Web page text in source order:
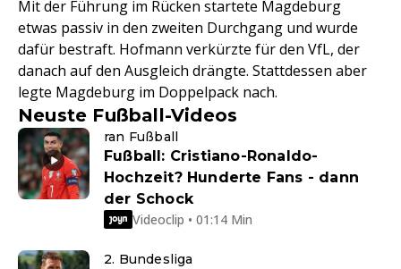
Mit der Führung im Rücken startete Magdeburg
etwas passiv in den zweiten Durchgang und wurde
dafür bestraft. Hofmann verkürzte für den VfL, der
danach auf den Ausgleich drängte. Stattdessen aber
legte Magdeburg im Doppelpack nach.
Neuste Fußball-Videos
ran Fußball
Fußball: Cristiano-Ronaldo-
Hochzeit? Hunderte Fans - dann
der Schock
Videoclip • 01:14 Min
2. Bundesliga